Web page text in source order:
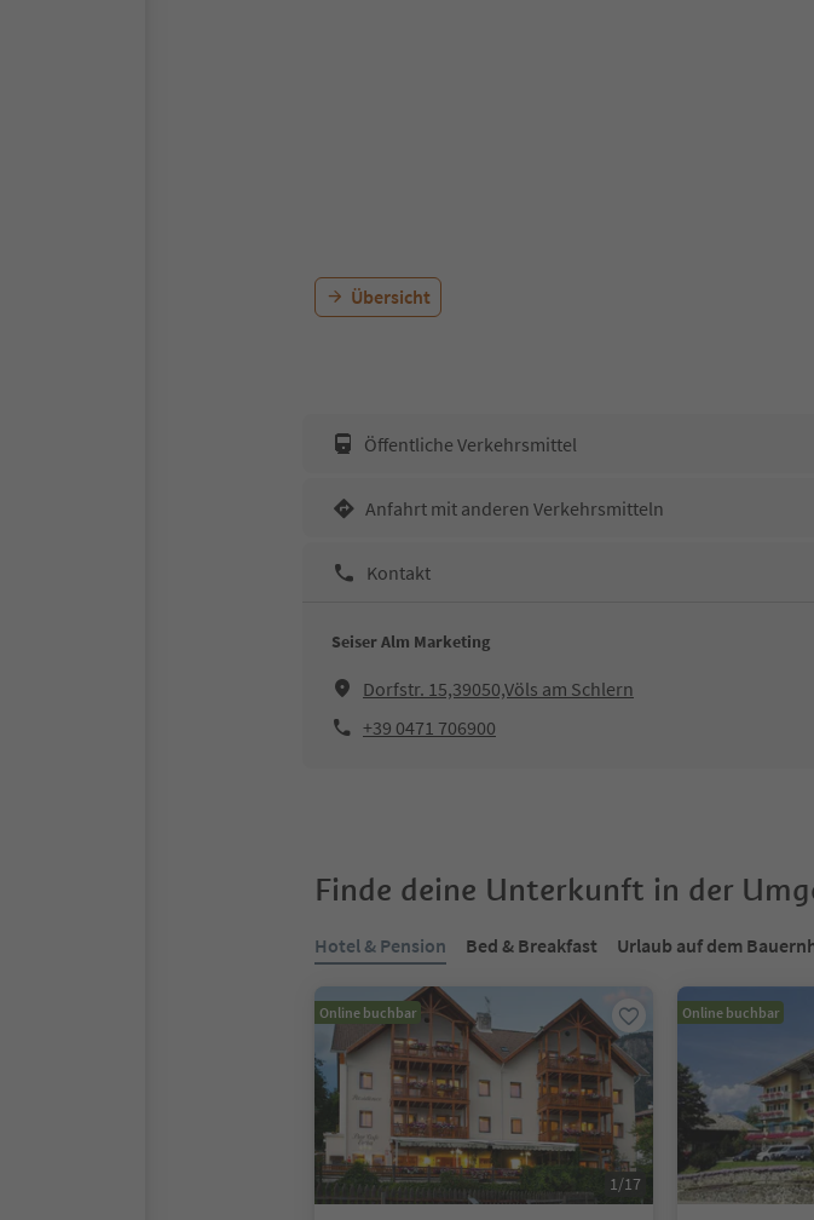
Übersicht
Öffentliche Verkehrsmittel
Anfahrt mit anderen Verkehrsmitteln
Kontakt
Seiser Alm Marketing
Dorfstr. 15,39050,Völs am Schlern
+39 0471 706900
Finde deine Unterkunft in der
Hotel & Pension Bed & Breakfast Urlaub auf dem
Online buchbar
1/17
Online buchbar